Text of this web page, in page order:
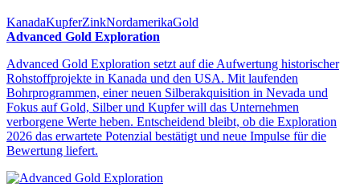
KanadaKupferZinkNordamerikaGold
Advanced Gold Exploration
Advanced Gold Exploration setzt auf die Aufwertung historischer
Rohstoffprojekte in Kanada und den USA. Mit laufenden
Bohrprogrammen, einer neuen Silberakquisition in Nevada und
Fokus auf Gold, Silber und Kupfer will das Unternehmen
verborgene Werte heben. Entscheidend bleibt, ob die Exploration
2026 das erwartete Potenzial bestätigt und neue Impulse für die
Bewertung liefert.